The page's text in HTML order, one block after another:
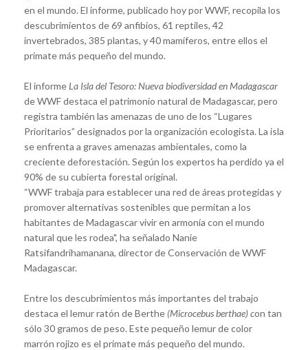
en el mundo. El informe, publicado hoy por WWF, recopila los
descubrimientos de69 anfibios, 61 reptiles, 42
invertebrados, 385 plantas, y 40 mamíferos, entre ellos el
primate más pequeño del mundo.
El informe La Isla del Tesoro: Nueva biodiversidad en Madagascar
de WWF destaca el patrimonio natural de Madagascar, pero
registra también las amenazas de uno de los “Lugares
Prioritarios” designados por la organización ecologista. La isla
se enfrenta a graves amenazas ambientales, como la
creciente deforestación. Según los expertos ha perdido ya el
90% de su cubierta forestal original.
“WWF trabaja para establecer una red de áreas protegidas y
promover alternativas sostenibles que permitan a los
habitantes de Madagascar vivir en armonía con el mundo
natural que les rodea", ha señalado Nanie
Ratsifandrihamanana, director de Conservación de WWF
Madagascar.
Entre los descubrimientos más importantes del trabajo
destaca el lemur ratón de Berthe (Microcebus berthae) con tan
sólo 30 gramos de peso. Este pequeño lemur de color
marrón rojizo es el primate más pequeño del mundo.